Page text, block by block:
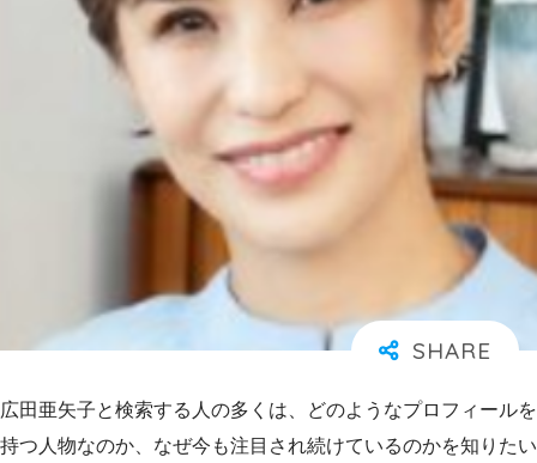
広田亜矢子と検索する人の多くは、どのようなプロフィールを
持つ人物なのか、なぜ今も注目され続けているのかを知りたい